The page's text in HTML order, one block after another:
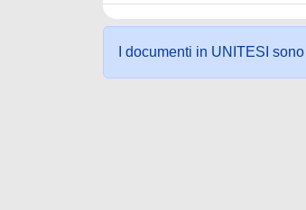
I documenti in UNITESI